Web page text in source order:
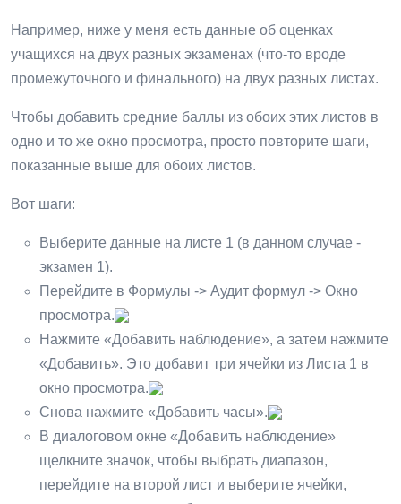
Например, ниже у меня есть данные об оценках
учащихся на двух разных экзаменах (что-то вроде
промежуточного и финального) на двух разных листах.
Чтобы добавить средние баллы из обоих этих листов в
одно и то же окно просмотра, просто повторите шаги,
показанные выше для обоих листов.
Вот шаги:
Выберите данные на листе 1 (в данном случае -
экзамен 1).
Перейдите в Формулы -> Аудит формул -> Окно
просмотра.
Нажмите «Добавить наблюдение», а затем нажмите
«Добавить». Это добавит три ячейки из Листа 1 в
окно просмотра.
Снова нажмите «Добавить часы».
В диалоговом окне «Добавить наблюдение»
щелкните значок, чтобы выбрать диапазон,
перейдите на второй лист и выберите ячейки,